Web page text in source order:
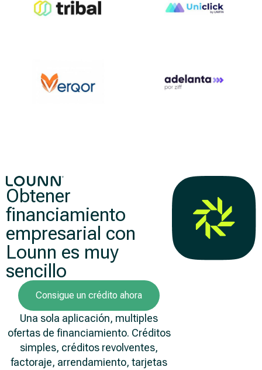
Obtener
financiamiento
empresarial con
Lounn es muy
sencillo
Consigue un crédito ahora
Una sola aplicación, multiples
ofertas de financiamiento. Créditos
simples, créditos revolventes,
factoraje, arrendamiento, tarjetas